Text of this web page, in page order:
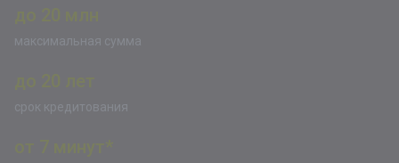
максимальная сумма
срок кредитования